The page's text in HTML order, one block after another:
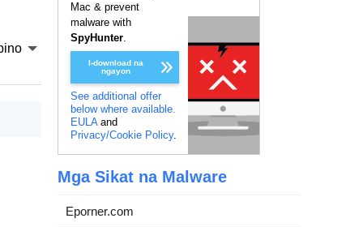
Mac & prevent
malware with
SpyHunter.
I-download na
ngayon
See additional offer
below where available.
EULAand
Privacy/Cookie Policy.
Mga Sikat na Malware
Eporner.com